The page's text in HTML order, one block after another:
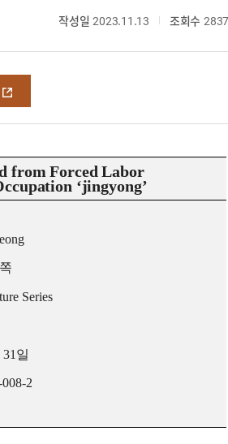
작성일 2023.11.13 조회수 2837
from Forced Labor
‘jingyong’
Series
31 일
2